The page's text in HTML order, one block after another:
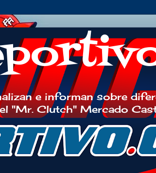
e informan sobre
"Mr. Clutch" Mercado